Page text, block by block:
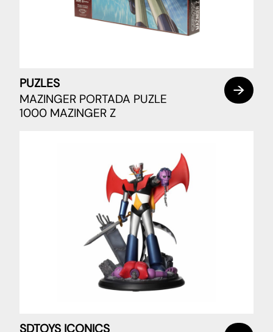
PUZLES
MAZINGER PORTADA PUZLE
1000 MAZINGER Z
SDTOYS ICONICS